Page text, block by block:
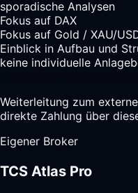
sporadische Analysen
Fokus auf DAX
Fokus auf Gold / XAU/
Einblick in Aufbau und
keine individuelle
Weiterleitung zum
direkte Zahlung über
Eigener Broker
TCS Atlas Pro